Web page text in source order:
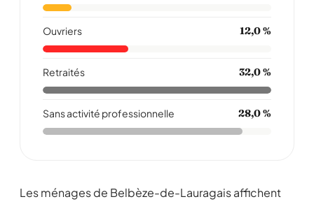
Ouvriers 12,0 %
Retraités 32,0 %
Sans activité professionnelle 28,0 %
Les ménages de Belbèze-de-Lauragais affichent